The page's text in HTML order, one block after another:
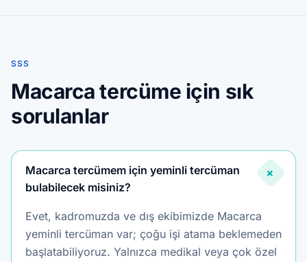
SSS
Macarca tercüme için sık
sorulanlar
Macarca tercümem için yeminli tercüman
bulabilecek misiniz?
+
Evet, kadromuzda ve dış ekibimizde Macarca
yeminli tercüman var; çoğu işi atama beklemeden
başlatabiliyoruz. Yalnızca medikal veya çok özel